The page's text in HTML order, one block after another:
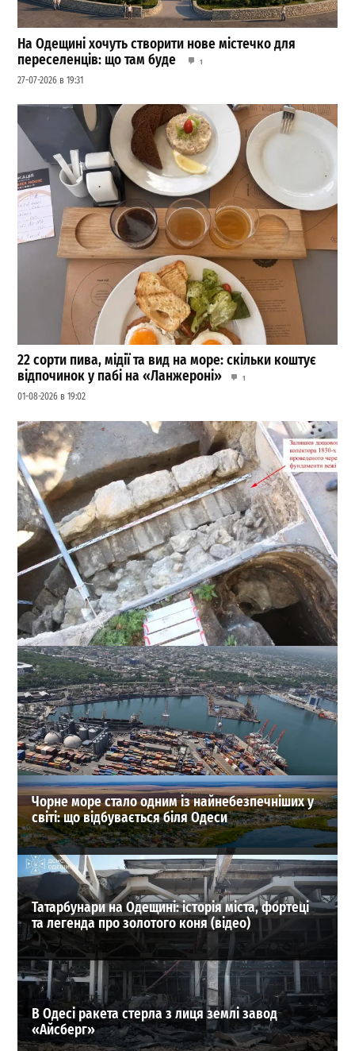
На Одещині хочуть створити нове містечко для
переселенців: що там буде
1
27-07-2026 в 19:31
22 сорти пива, мідії та вид на море: скільки коштує
відпочинок у пабі на «Ланжероні»
1
01-08-2026 в 19:02
Сенсація на Приморському бульварі: археологи
Одеси знайшли одну з веж Османського замку
Хаджибей
03-08-2026 в 08:49
ВИБІР РЕДАКЦІЇ
Чорне море стало одним із найнебезпечніших у
світі: що відбувається біля Одеси
Татарбунари на Одещині: історія міста, фортеці
та легенда про золотого коня (відео)
В Одесі ракета стерла з лиця землі завод
«Айсберг»